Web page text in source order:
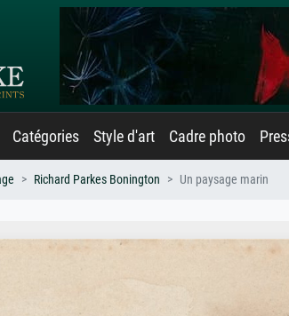
Catégories Style d'art Cadre photo
Richard Parkes Bonington Un paysage marin